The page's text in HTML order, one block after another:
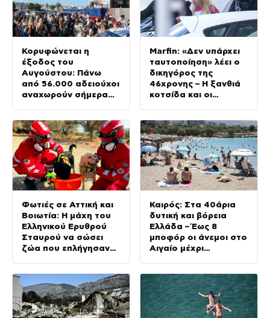
Κορυφώνεται η
έξοδος του
Αυγούστου: Πάνω
από 56.000 αδειούχοι
αναχωρούν σήμερα
Marfin: «Δεν υπάρχει
ταυτοποίηση» λέει ο
δικηγόρος της
46χρονης – Η ξανθιά
κοτσίδα και οι
Φωτιές σε Αττική και
Βοιωτία: Η μάχη του
Ελληνικού Ερυθρού
Σταυρού να σώσει
ζώα που επλήγησαν
Καιρός: Στα 40άρια
δυτική και βόρεια
Ελλάδα – Έως 8
μποφόρ οι άνεμοι στο
Αιγαίο μέχρι